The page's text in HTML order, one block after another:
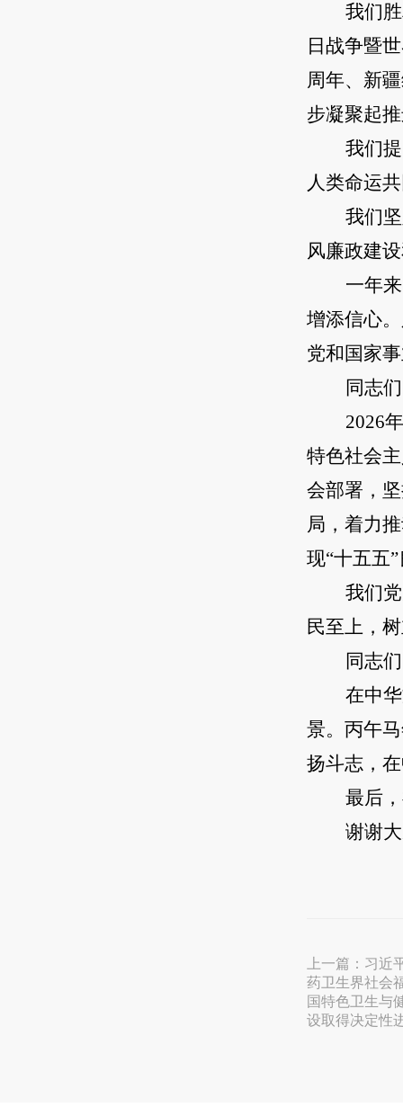
我们
日战争暨
周年、新
步凝聚起
我们
人类命运
我们
风廉政建
一年
增添信心
党和国家
同志
2026
特色社会
会部署，
局，着力
现“十五五
我们
民至上，
同志
在中
景。丙午
扬斗志，
最后
谢谢
上一篇： 习近
药卫生界社会
国特色卫生与
设取得决定性